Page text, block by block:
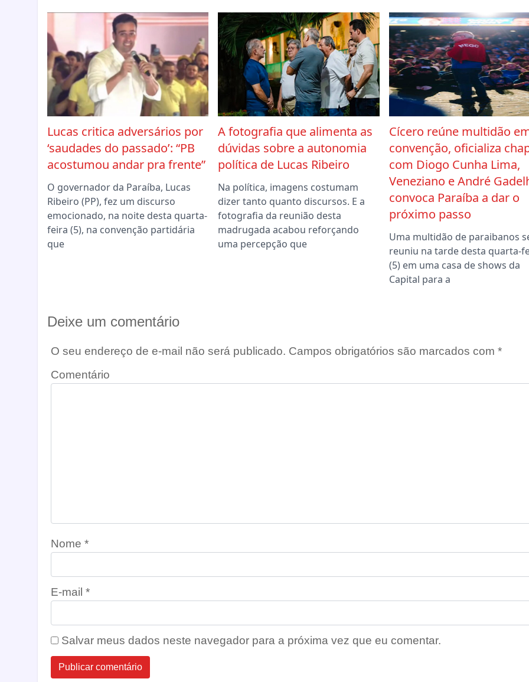
Lucas critica adversários por
‘saudades do passado’: “PB
acostumou andar pra frente”
O governador da Paraíba, Lucas
Ribeiro (PP), fez um discurso
emocionado, na noite desta quarta-
feira (5), na convenção partidária
que
A fotografia que alimenta as
dúvidas sobre a autonomia
política de Lucas Ribeiro
Na política, imagens costumam
dizer tanto quanto discursos. E a
fotografia da reunião desta
madrugada acabou reforçando
uma percepção que
Cícero reúne multidão
convenção, oficializa
com Diogo Cunha Lima,
Veneziano e André
convoca Paraíba a dar o
próximo passo
Uma multidão de paraibanos
reuniu na tarde desta quarta-
(5) em uma casa de shows da
Capital para a
Deixe um comentário
O seu endereço de e-mail não será publicado. Campos obrigatórios são marcados com *
Comentário
Nome *
E-mail *
Salvar meus dados neste navegador para a próxima vez que eu comentar.